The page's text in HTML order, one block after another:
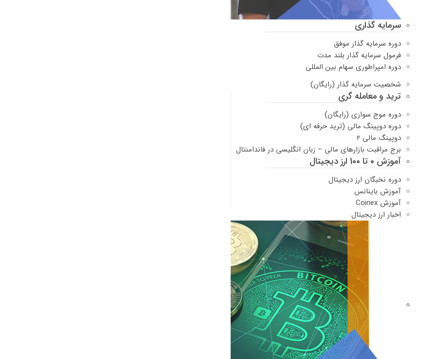
سرمایه گذاری
دوره سرمایه گذار موفق
فرمول سرمایه گذار بلند مدت
دوره امپراطوری سهام بین المللی
شخصیت سرمایه گذار (رایگان)
ترید و معامله گری
دوره موج سواری (رایگان)
دوره دوپینگ مالی (ترید حرفه ای)
دوپینگ مالی ۲
برج مراقبت بازارهای مالی – زبان انگلیسی در فاندامنتال
آموزش 0 تا 100 ارز دیجیتال
دوره نخبگان ارز دیجیتال
آموزش باینانس
آموزش Coinex
اخبار ارز دیجیتال